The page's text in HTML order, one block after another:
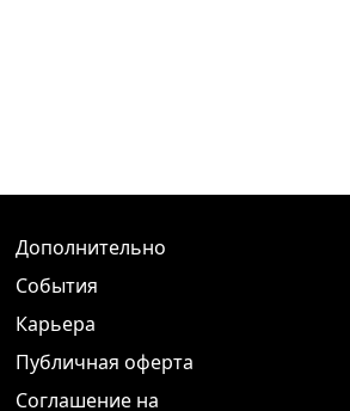
Дополнительно
События
Карьера
Публичная оферта
Соглашение на